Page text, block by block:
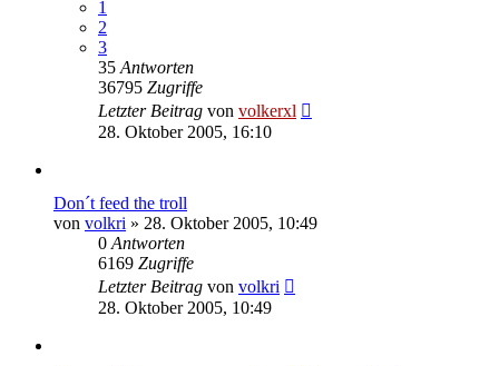
1
2
3
35 Antworten
36795 Zugriffe
Letzter Beitrag von volkerxl
28. Oktober 2005, 16:10
Don´t feed the troll
von volkri » 28. Oktober 2005, 10:49
0 Antworten
6169 Zugriffe
Letzter Beitrag von volkri
28. Oktober 2005, 10:49